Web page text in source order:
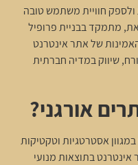
חוויית משתמש טובה
מתמקד בבניית פרופיל
של אתר אינטרנט
שיווק במדיה חברתית
אורגני?
אסטרטגיות וטקטיקות
בתוצאות מנועי